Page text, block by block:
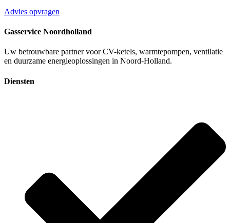
Advies opvragen
Gasservice Noordholland
Uw betrouwbare partner voor CV-ketels, warmtepompen, ventilatie
en duurzame energieoplossingen in Noord-Holland.
Diensten